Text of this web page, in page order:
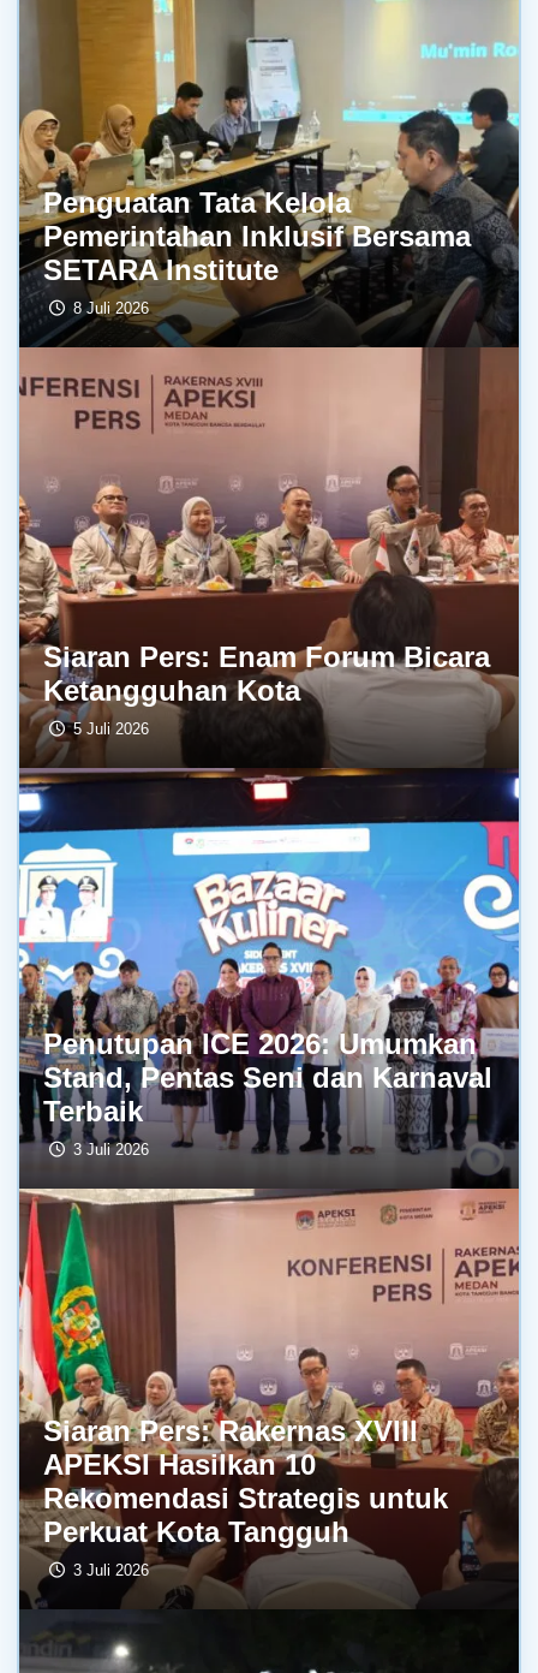
Penguatan Tata Kelola
Pemerintahan Inklusif Bersama
SETARA Institute
8 Juli 2026
Siaran Pers: Enam Forum Bicara
Ketangguhan Kota
5 Juli 2026
Penutupan ICE 2026: Umumkan
Stand, Pentas Seni dan Karnaval
Terbaik
3 Juli 2026
Siaran Pers: Rakernas XVIII
APEKSI Hasilkan 10
Rekomendasi Strategis untuk
Perkuat Kota Tangguh
3 Juli 2026